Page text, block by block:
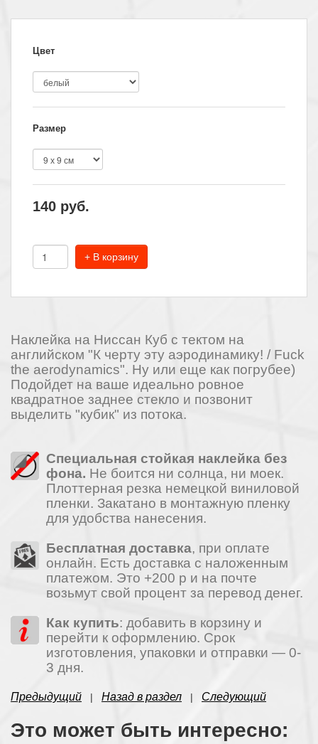
Цвет
Размер
140 руб.
+ В корзину
Наклейка на Ниссан Куб с тектом на
английском "К черту эту аэродинамику! / Fuck
the aerodynamics". Ну или еще как погрубее)
Подойдет на ваше идеально ровное
квадратное заднее стекло и позвонит
выделить "кубик" из потока.
Специальная стойкая наклейка без
фона. Не боится ни солнца, ни моек.
Плоттерная резка немецкой виниловой
пленки. Закатано в монтажную пленку
для удобства нанесения.
Бесплатная доставка, при оплате
онлайн. Есть доставка с наложенным
платежом. Это +200 р и на почте
возьмут свой процент за перевод денег.
Как купить: добавить в корзину и
перейти к оформлению. Срок
изготовления, упаковки и отправки — 0-
3 дня.
Предыдущий | Назад в раздел | Следующий
Это может быть интересно: